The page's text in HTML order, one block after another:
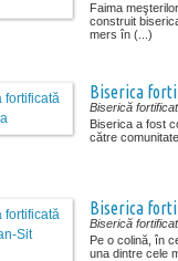
Faima
construit
mers în (...)
Biserica
Biserică
Biserica a fost
către
Biserica
Biserică
Pe o colină, în
una dintre cele